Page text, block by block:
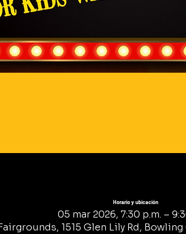
Horario y ubicación
05 mar 2026, 7:30 p.m. –
1515 Glen Lily Rd, Bowling